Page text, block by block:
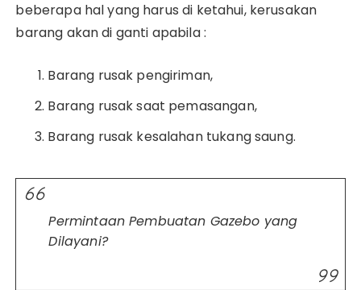
beberapa hal yang harus di ketahui, kerusakan
barang akan di ganti apabila :
Barang rusak pengiriman,
Barang rusak saat pemasangan,
Barang rusak kesalahan tukang saung.
Permintaan Pembuatan Gazebo yang
Dilayani?